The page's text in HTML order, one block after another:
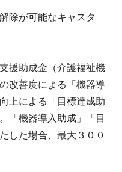
除が可能なキャスタ
援助成金（介護福祉機
改善度による「機器導
上による「目標達成助
「機器導入助成」「目
した場合、最大３００